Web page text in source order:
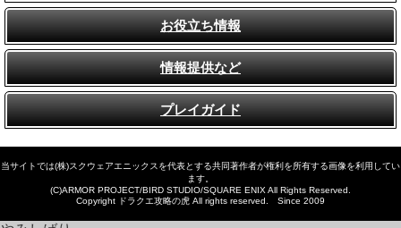
お役立ち情報
情報提供など
プレイガイド
当サイトでは(株)スクウェアエニックスを代表とする共同著作者が権利を所有する画像を利用してい
ます。
(C)ARMOR PROJECT/BIRD STUDIO/SQUARE ENIX All Rights Reserved.
Copyright ドラクエ攻略の虎 All rights reserved. Since 2009